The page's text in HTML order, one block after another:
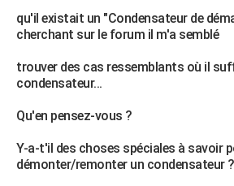
COPAINS D'AVANT
Se connecter
Entreprises
Service militaire
Avis de recherche
AVIS DE DÉCÈS
Bricolage
Lifestyle
Culture
SportAuto
Television
Voyage
Cinema
qu'il existait un "Condensateur de
cherchant sur le forum il m'a semblé
trouver des cas ressemblants où il
condensateur...
Qu'en pensez-vous ?
Y-a-t'il des choses spéciales à savoir
démonter/remonter un condensateur ?